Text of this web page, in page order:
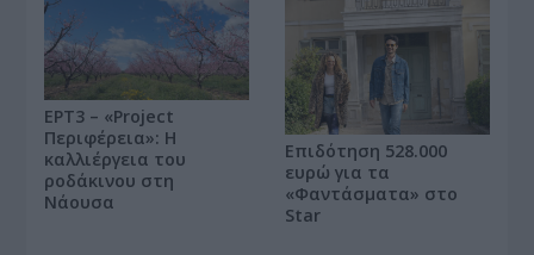
ΕΡΤ3 – «Project
Περιφέρεια»: Η
καλλιέργεια του
ροδάκινου στη
Νάουσα
Επιδότηση 528.000
ευρώ για τα
«Φαντάσματα» στο
Star